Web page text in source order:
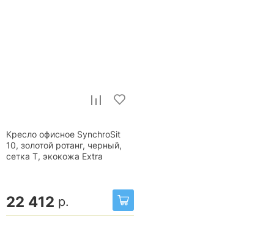
Кресло офисное SynchroSit
10, золотой ротанг, черный,
сетка T, экокожа Extra
22 412 р.